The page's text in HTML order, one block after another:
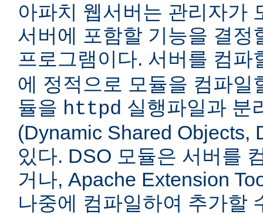
아파치 웹서버는 관리자가
서버에 포함할 기능을 결정
프로그램이다. 서버를 컴파
에 정적으로 모듈을 컴파일
듈을 httpd 실행파일과 분
(Dynamic Shared Objects,
있다. DSO 모듈은 서버를
거나, Apache Extension
나중에 컴파일하여 추가할